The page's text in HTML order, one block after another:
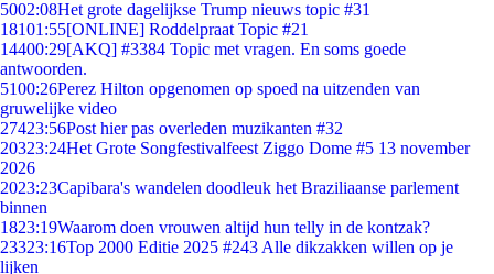
5002:08Het grote dagelijkse Trump nieuws topic #31
18101:55[ONLINE] Roddelpraat Topic #21
14400:29[AKQ] #3384 Topic met vragen. En soms goede
antwoorden.
5100:26Perez Hilton opgenomen op spoed na uitzenden van
gruwelijke video
27423:56Post hier pas overleden muzikanten #32
20323:24Het Grote Songfestivalfeest Ziggo Dome #5 13 november
2026
2023:23Capibara's wandelen doodleuk het Braziliaanse parlement
binnen
1823:19Waarom doen vrouwen altijd hun telly in de kontzak?
23323:16Top 2000 Editie 2025 #243 Alle dikzakken willen op je
lijken